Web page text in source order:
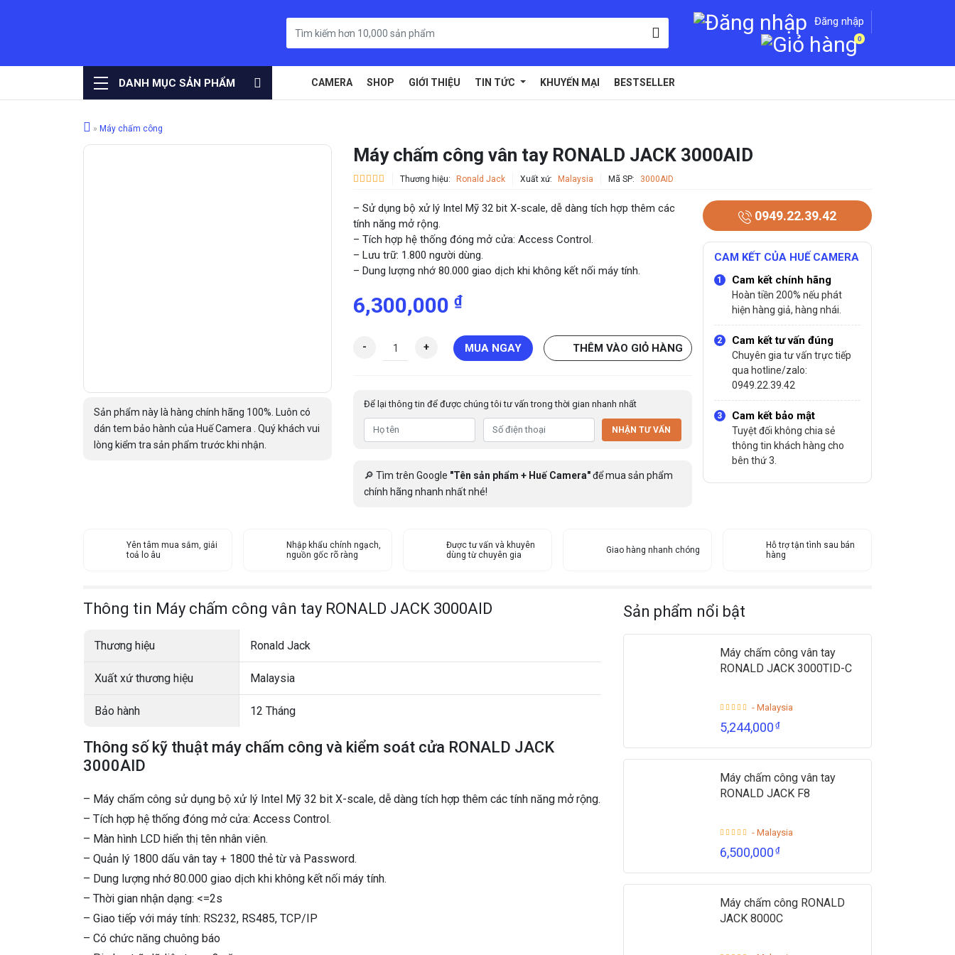
Đăng nhập
0
DANH MỤC SẢN PHẨM CAMERA SHOP GIỚI THIỆU TIN TỨC KHUYẾN MẠI BESTSELLER
» Máy chấm công
Sản phẩm này là hàng chính hãng 100%. Luôn có
dán tem bảo hành của Huế Camera . Quý khách vui
lòng kiểm tra sản phẩm trước khi nhận.
Máy chấm công vân tay RONALD JACK 3000AID
Thương hiệu: Ronald Jack Xuất xứ: Malaysia Mã SP: 3000AID
– Sử dụng bộ xử lý Intel Mỹ 32 bit X-scale, dễ dàng tích hợp thêm các
tính năng mở rộng.
– Tích hợp hệ thống đóng mở cửa: Access Control.
– Lưu trữ: 1.800 người dùng.
– Dung lượng nhớ 80.000 giao dịch khi không kết nối máy tính.
6,300,000 ₫
-
n
t
R
K
0
D
s
+ MUA NGAY THÊM VÀO GIỎ HÀNG
Để lại thông tin để được chúng tôi tư vấn trong thời gian nhanh nhất
NHẬN TƯ VẤN
🔎 Tìm trên Google "Tên sản phẩm + Huế Camera"để mua sản phẩm
chính hãng nhanh nhất nhé!
0949.22.39.42
CAM KẾT CỦA HUẾ CAMERA
Cam kết chính hãng
Hoàn tiền 200% nếu phát
hiện hàng giả, hàng nhái.
Cam kết tư vấn đúng
Chuyên gia tư vấn trực tiếp
qua hotline/zalo:
0949.22.39.42
Cam kết bảo mật
Tuyệt đối không chia sẻ
thông tin khách hàng cho
bên thứ 3.
Yên tâm mua sắm, giải
toả lo âu
Nhập khẩu chính ngạch,
nguồn gốc rõ ràng
Được tư vấn và khuyên
dùng từ chuyên gia
Giao hàng nhanh chóng
Hỗ trợ tận tình sau bán
hàng
Thông tin Máy chấm công vân tay RONALD JACK 3000AID
Thương hiệu Ronald Jack
Xuất xứ thương hiệu Malaysia
Bảo hành 12 Tháng
Thông số kỹ thuật máy chấm công và kiểm soát cửa RONALD JACK
3000AID
– Máy chấm công sử dụng bộ xử lý Intel Mỹ 32 bit X-scale, dễ dàng tích hợp thêm các tính năng mở rộng.
– Tích hợp hệ thống đóng mở cửa: Access Control.
– Màn hình LCD hiển thị tên nhân viên.
– Quản lý 1800 dấu vân tay + 1800 thẻ từ và Password.
– Dung lượng nhớ 80.000 giao dịch khi không kết nối máy tính.
– Thời gian nhận dạng: <=2s
– Giao tiếp với máy tính: RS232, RS485, TCP/IP
– Có chức năng chuông báo
Sản phẩm nổi bật
Máy chấm công vân tay
RONALD JACK 3000TID-C
- Malaysia
5,244,000₫
Máy chấm công vân tay
RONALD JACK F8
- Malaysia
6,500,000₫
Máy chấm công RONALD
JACK 8000C